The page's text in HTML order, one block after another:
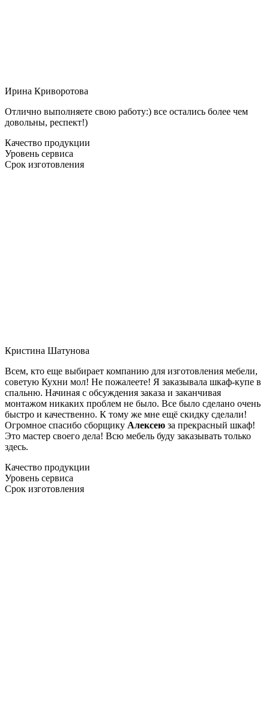
Ирина Криворотова
Отлично выполняете свою работу:) все остались более чем
довольны, респект!)
Качество продукции
Уровень сервиса
Срок изготовления
Кристина Шатунова
Всем, кто еще выбирает компанию для изготовления мебели,
советую Кухни мол! Не пожалеете! Я заказывала шкаф-купе в
спальню. Начиная с обсуждения заказа и заканчивая
монтажом никаких проблем не было. Все было сделано очень
быстро и качественно. К тому же мне ещё скидку сделали!
Огромное спасибо сборщику Алексею за прекрасный шкаф!
Это мастер своего дела! Всю мебель буду заказывать только
здесь.
Качество продукции
Уровень сервиса
Срок изготовления